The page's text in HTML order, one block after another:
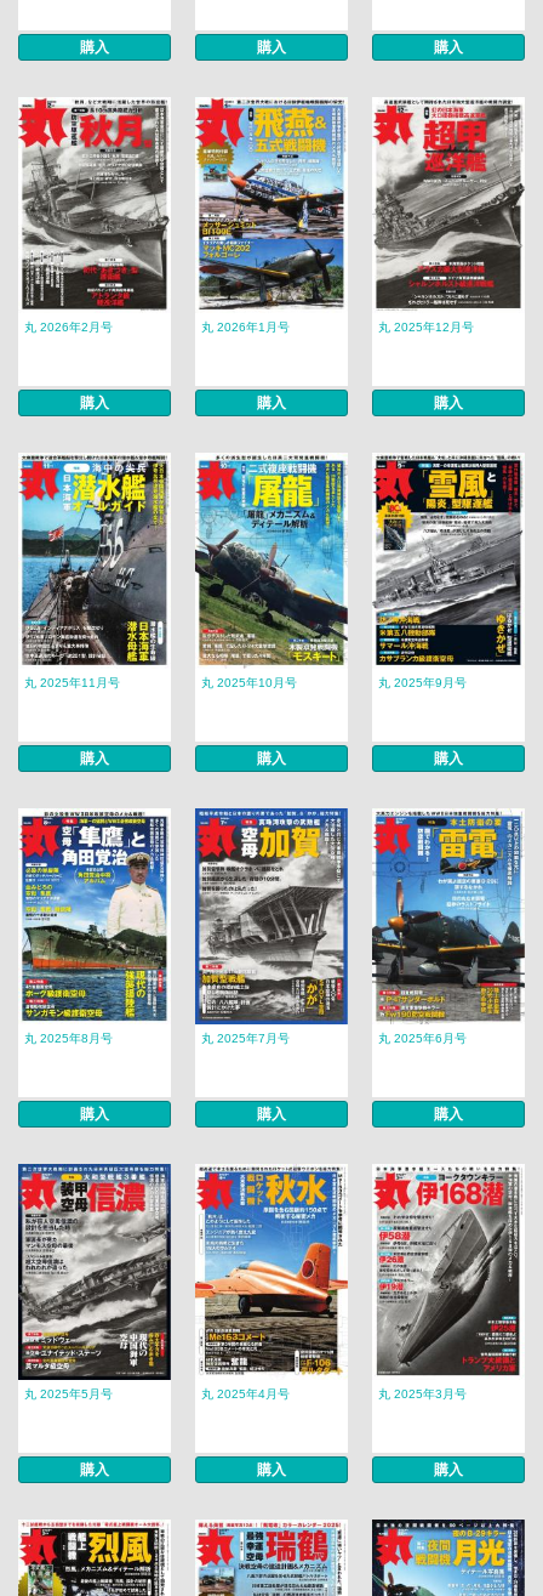
購入 購入 購入
丸 2026年2月号
購入
丸 2026年1月号
購入
丸 2025年12月号
購入
丸 2025年11月号
購入
丸 2025年10月号
購入
丸 2025年9月号
購入
丸 2025年8月号
購入
丸 2025年7月号
購入
丸 2025年6月号
購入
丸 2025年5月号
購入
丸 2025年4月号
購入
丸 2025年3月号
購入